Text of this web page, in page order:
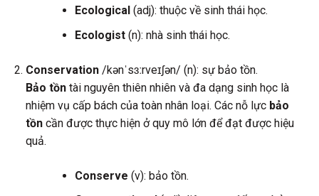
Ecological(adj): thuộc về sinh thái học.
Ecologist(n): nhà sinh thái học.
Conservation/kənˈsɜːrveɪʃən/ (n): sự bảo tồn.
Bảo tồntài nguyên thiên nhiên và đa dạng sinh học là
nhiệm vụ cấp bách của toàn nhân loại. Các nỗ lực bảo
tồncần được thực hiện ở quy mô lớn để đạt được hiệu
quả.
Conserve (v): bảo tồn.